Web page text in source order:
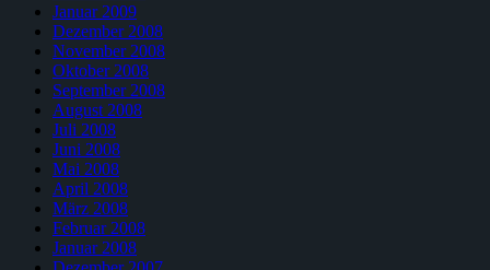
Januar 2009
Dezember 2008
November 2008
Oktober 2008
September 2008
August 2008
Juli 2008
Juni 2008
Mai 2008
April 2008
März 2008
Februar 2008
Januar 2008